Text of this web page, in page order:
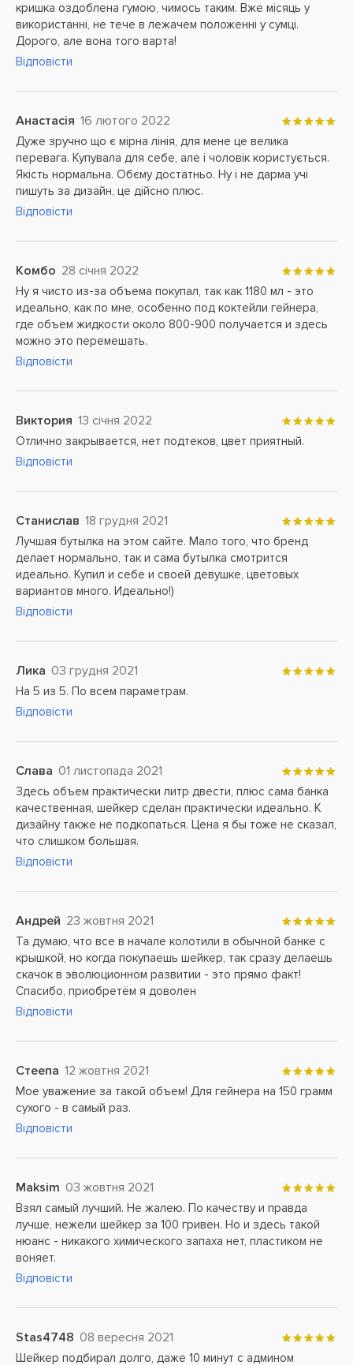
кришка оздоблена гумою, чимось таким. Вже місяць у
використанні, не тече в лежачем положенні у сумці.
Дорого, але вона того варта!
Відповісти
Анастасія 16 лютого 2022
Дуже зручно що є мірна лінія, для мене це велика
перевага. Купувала для себе, але і чоловік користується.
Якість нормальна. Обєму достатньо. Ну і не дарма учі
пишуть за дизайн, це дійсно плюс.
Відповісти
Комбо 28 січня 2022
Ну я чисто из-за объема покупал, так как 1180 мл - это
идеально, как по мне, особенно под коктейли гейнера,
где объем жидкости около 800-900 получается и здесь
можно это перемешать.
Відповісти
Виктория 13 січня 2022
Отлично закрывается, нет подтеков, цвет приятный.
Відповісти
Станислав 18 грудня 2021
Лучшая бутылка на этом сайте. Мало того, что бренд
делает нормально, так и сама бутылка смотрится
идеально. Купил и себе и своей девушке, цветовых
вариантов много. Идеально!)
Відповісти
Лика 03 грудня 2021
На 5 из 5. По всем параметрам.
Відповісти
Слава 01 листопада 2021
Здесь объем практически литр двести, плюс сама банка
качественная, шейкер сделан практически идеально. К
дизайну также не подкопаться. Цена я бы тоже не сказал,
что слишком большая.
Відповісти
Андрей 23 жовтня 2021
Та думаю, что все в начале колотили в обычной банке с
крышкой, но когда покупаешь шейкер, так сразу делаешь
скачок в эволюционном развитии - это прямо факт!
Спасибо, приобретём я доволен
Відповісти
Стеепа 12 жовтня 2021
Мое уважение за такой объем! Для гейнера на 150 грамм
сухого - в самый раз.
Відповісти
Maksim 03 жовтня 2021
Взял самый лучший. Не жалею. По качеству и правда
лучше, нежели шейкер за 100 гривен. Но и здесь такой
нюанс - никакого химического запаха нет, пластиком не
воняет.
Відповісти
Stas4748 08 вересня 2021
Шейкер подбирал долго, даже 10 минут с админом